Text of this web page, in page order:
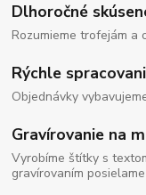
Dlhoročné
Rozumieme trofejám a
Rýchle
Objednávky
Gravírovanie na
Vyrobíme štítky s
gravírovaním